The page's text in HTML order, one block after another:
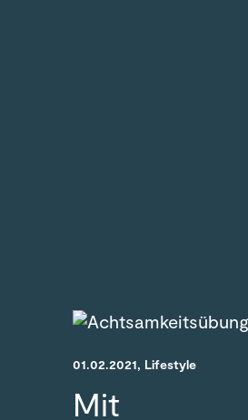
01.02.2021, Lifestyle
Mit